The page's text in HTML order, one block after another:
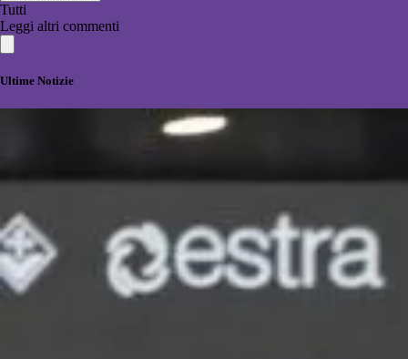
Tutti
Leggi altri commenti
Ultime Notizie